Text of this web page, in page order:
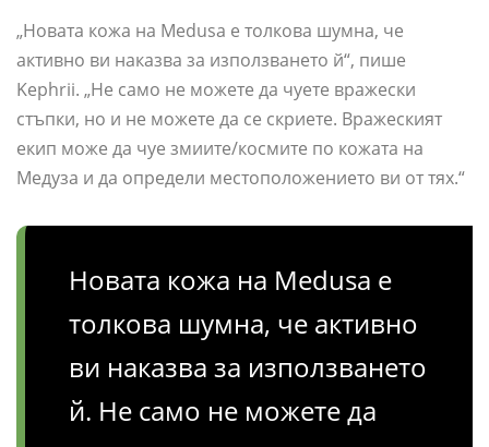
„Новата кожа на Medusa е толкова шумна, че
активно ви наказва за използването й“, пише
Kephrii. „Не само не можете да чуете вражески
стъпки, но и не можете да се скриете. Вражеският
екип може да чуе змиите/космите по кожата на
Медуза и да определи местоположението ви от тях.“
Новата кожа на Medusa е
толкова шумна, че активно
ви наказва за използването
й. Не само не можете да